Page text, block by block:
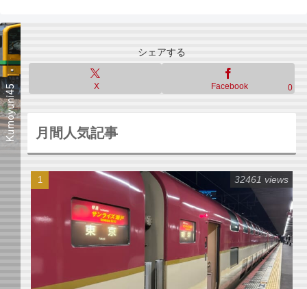
シェアする
X Facebook 0
月間人気記事
32461 views